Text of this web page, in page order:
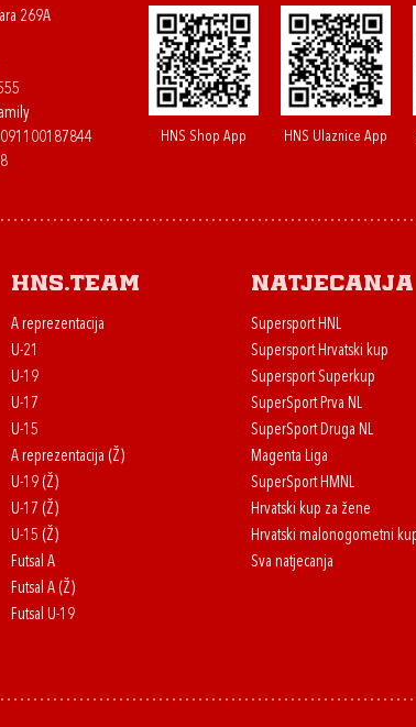
269A
HNS Shop App HNS Ulaznice App
HNS.team
A reprezentacija
U-21
U-19
U-17
U-15
A reprezentacija (Ž)
U-19 (Ž)
U-17 (Ž)
U-15 (Ž)
Futsal A
Futsal A (Ž)
Futsal U-19
Natjecanja
Supersport HNL
Supersport Hrvatski kup
Supersport Superkup
SuperSport Prva NL
SuperSport Druga NL
Magenta Liga
SuperSport HMNL
Hrvatski kup za žene
Hrvatski malonogometni
Sva natjecanja